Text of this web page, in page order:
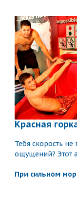
Красная
Тебя скорость
ощущений? Этот
При сильном